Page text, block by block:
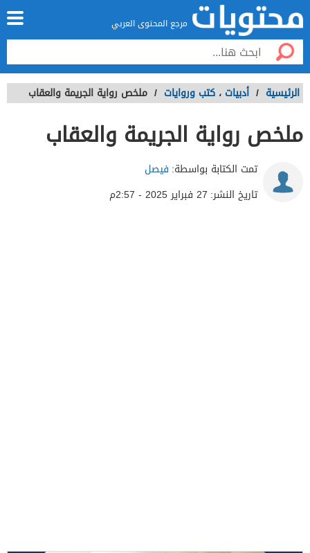
مرجع المحتوى العربي
الرئيسية / أدبيات ، كتب وروايات / ملخص رواية الجريمة والعقاب
ملخص رواية الجريمة والعقاب
تمت الكتابة بواسطة: فيصل
تاريخ النشر: 27 فبراير 2025 - 2:57م